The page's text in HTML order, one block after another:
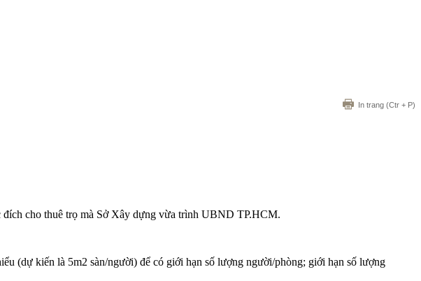
In trang (Ctr + P)
cho thuê trọ mà Sở Xây dựng vừa trình UBND TP.HCM.
(dự kiến là 5m2 sàn/người) để có giới hạn số lượng người/phòng; giới hạn số lượng